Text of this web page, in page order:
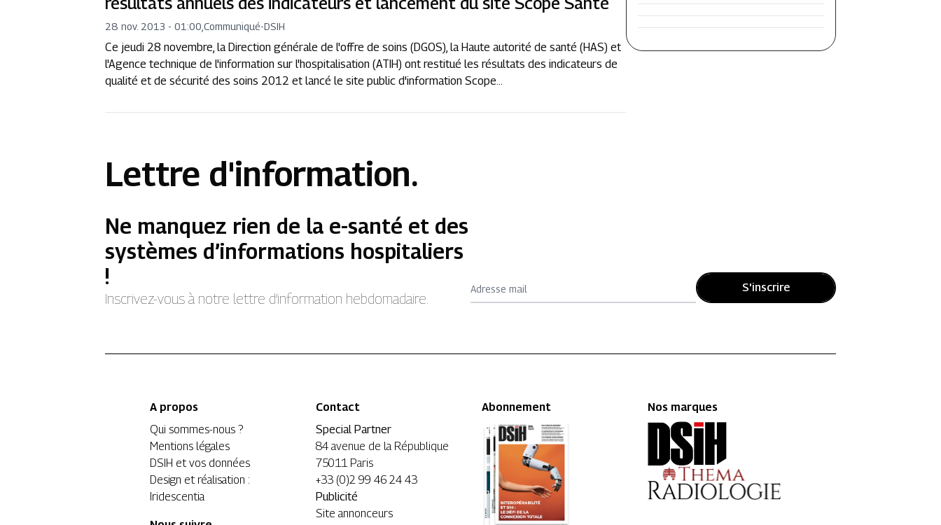
28 nov. 2013 - 01:00 ,Communiqué-DSIH
Ce jeudi 28 novembre, la Direction générale de l'offre de soins (DGOS), la Haute autorité de santé (HAS) et
l'Agence technique de l'information sur l'hospitalisation (ATIH) ont restitué les résultats des indicateurs de
qualité et de sécurité des soins 2012 et lancé le site public d'information Scope...
Lettre d'information.
Ne manquez rien de la e-santé et des
systèmes d’informations hospitaliers
!
Inscrivez-vous à notre lettre d’information hebdomadaire.
Adresse mail S'inscrire
A propos
Qui sommes-nous ?
Mentions légales
DSIH et vos données
Design et réalisation :
Iridescentia
Contact
Special Partner
84 avenue de la République
75011 Paris
+33 (0)2 99 46 24 43
Publicité
Site annonceurs
Abonnement Nos marques